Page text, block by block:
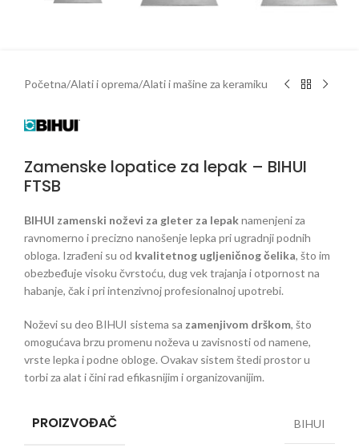
Početna/Alati i oprema/Alati i mašine za keramiku
Zamenske lopatice za lepak – BIHUI
FTSB
BIHUI zamenski noževi za gleter za lepaknamenjeni za
ravnomerno i precizno nanošenje lepka pri ugradnji podnih
obloga. Izrađeni su od kvalitetnog ugljeničnog čelika, što im
obezbeđuje visoku čvrstoću, dug vek trajanja i otpornost na
habanje, čak i pri intenzivnoj profesionalnoj upotrebi.
Noževi su deo BIHUI sistema sa zamenjivom drškom, što
omogućava brzu promenu noževa u zavisnosti od namene,
vrste lepka i podne obloge. Ovakav sistem štedi prostor u
torbi za alat i čini rad efikasnijim i organizovanijim.
PROIZVOĐAČ BIHUI